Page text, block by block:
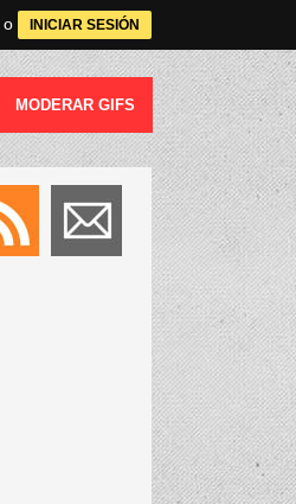
o INICIAR SESIÓN
MODERAR GIFS